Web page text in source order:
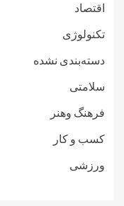
اقتصاد
تکنولوژی
دسته‌بندی نشده
سلامتی
فرهنگ وهنر
کسب و کار
ورزشی